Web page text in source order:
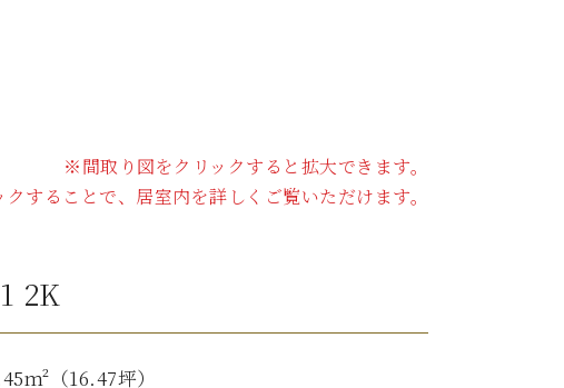
※間取り図をクリックすると拡大できます。
することで、居室内を詳しくご覧いただけます。
2K
（16.47坪）